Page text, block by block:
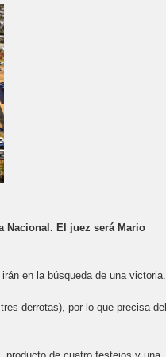
Nacional. El juez será Mario
en la búsqueda de una victoria.
derrotas), por lo que precisa del